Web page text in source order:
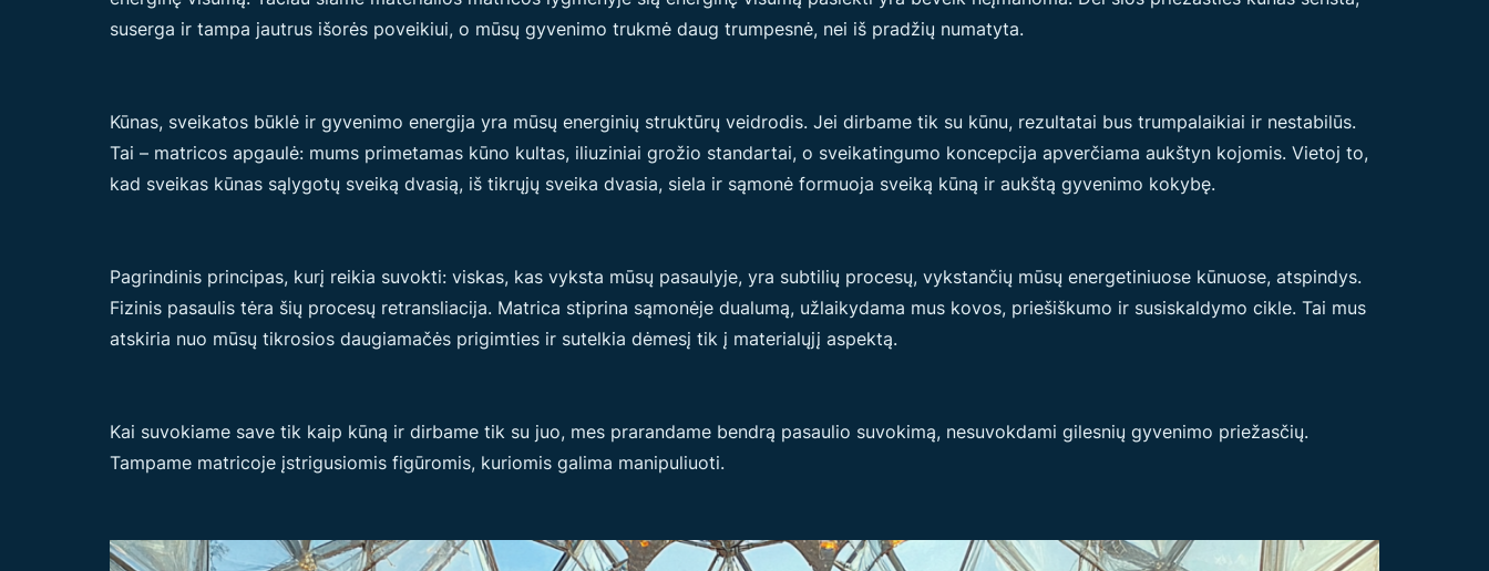
suserga ir tampa jautrus išorės poveikiui, o mūsų gyvenimo trukmė daug trumpesnė, nei iš pradžių numatyta.
Kūnas, sveikatos būklė ir gyvenimo energija yra mūsų energinių struktūrų veidrodis. Jei dirbame tik su kūnu, rezultatai bus trumpalaikiai ir nestabilūs.
Tai – matricos apgaulė: mums primetamas kūno kultas, iliuziniai grožio standartai, o sveikatingumo koncepcija apverčiama aukštyn kojomis. Vietoj to,
kad sveikas kūnas sąlygotų sveiką dvasią, iš tikrųjų sveika dvasia, siela ir sąmonė formuoja sveiką kūną ir aukštą gyvenimo kokybę.
Pagrindinis principas, kurį reikia suvokti: viskas, kas vyksta mūsų pasaulyje, yra subtilių procesų, vykstančių mūsų energetiniuose kūnuose, atspindys.
Fizinis pasaulis tėra šių procesų retransliacija. Matrica stiprina sąmonėje dualumą, užlaikydama mus kovos, priešiškumo ir susiskaldymo cikle. Tai mus
atskiria nuo mūsų tikrosios daugiamačės prigimties ir sutelkia dėmesį tik į materialųjį aspektą.
Kai suvokiame save tik kaip kūną ir dirbame tik su juo, mes prarandame bendrą pasaulio suvokimą, nesuvokdami gilesnių gyvenimo priežasčių.
Tampame matricoje įstrigusiomis figūromis, kuriomis galima manipuliuoti.